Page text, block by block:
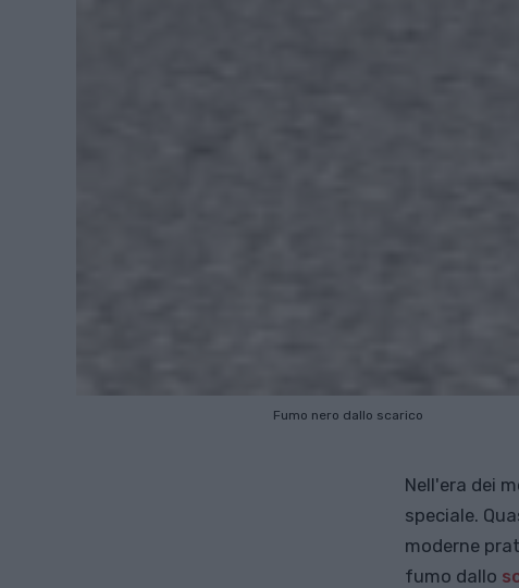
Fumo nero dallo scarico
Nell'era dei
speciale.
moderne
fumo dallo